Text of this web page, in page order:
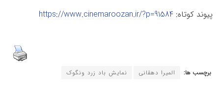
پیوند کوتاه: https://www.cinemaroozan.ir/?p=91584
برچسب ها: المیرا دهقانی نمایش باد زرد ونگوک